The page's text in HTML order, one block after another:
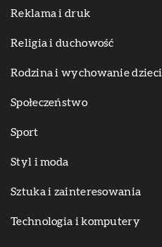
Reklama i druk
Religia i duchowość
Rodzina i wychowanie dzieci
Społeczeństwo
Sport
Styl i moda
Sztuka i zainteresowania
Technologia i komputery